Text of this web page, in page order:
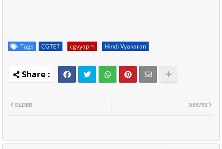
Tags CGTET cgvyapm Hindi Vyakaran
NEWER
OLDER